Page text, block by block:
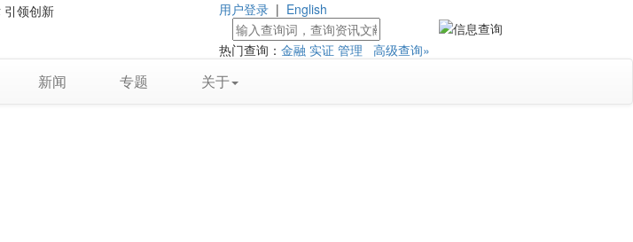
用户登录 | English
热门查询： 金融 实证 管理 高级查询»
新闻 专题 关于